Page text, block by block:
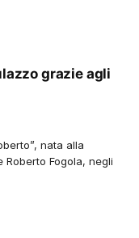
grazie agli
nata alla
Fogola, negli